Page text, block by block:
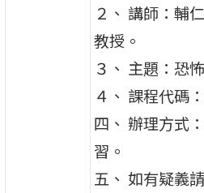
２、 講師：輔
教授。
３、 主題：恐
４、 課程代碼
四、 辦理方式
習。
五、 如有疑義